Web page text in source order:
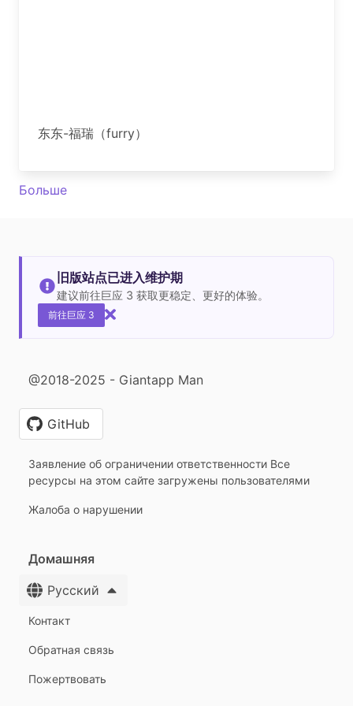
东东-福瑞（furry）
Больше
旧版站点已进入维护期
建议前往巨应 3 获取更稳定、更好的体验。
前往巨应 3
@2018-2025 - Giantapp Man
GitHub
Заявление об ограничении ответственности Все
ресурсы на этом сайте загружены пользователями
Жалоба о нарушении
Домашняя
Русский
Контакт
Обратная связь
Пожертвовать